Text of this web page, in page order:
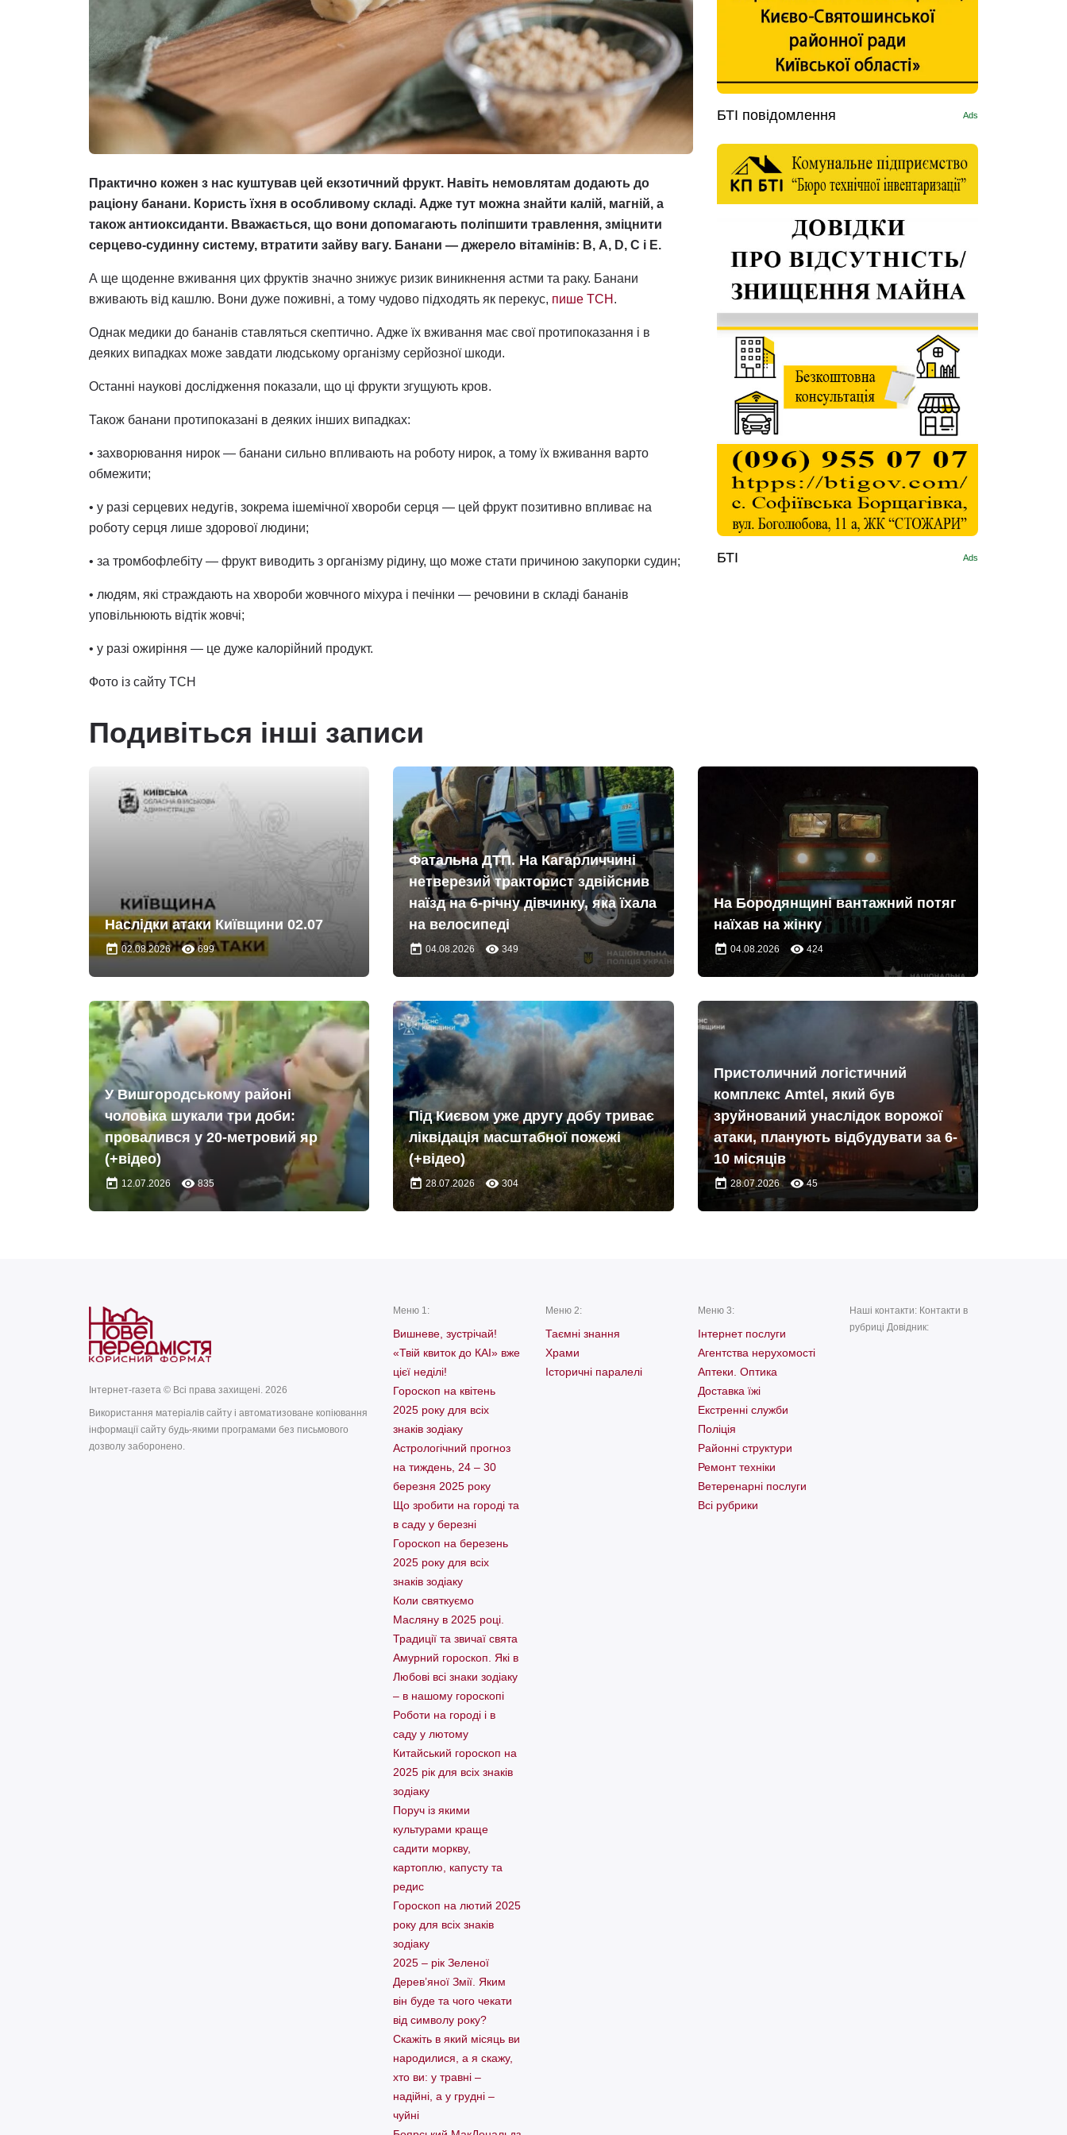
Практично кожен з нас куштував цей екзотичний фрукт. Навіть немовлятам додають до
раціону банани. Користь їхня в особливому складі. Адже тут можна знайти калій, магній, а
також антиоксиданти. Вважається, що вони допомагають поліпшити травлення, зміцнити
серцево-судинну систему, втратити зайву вагу. Банани — джерело вітамінів: В, А, D, С і Е.
А ще щоденне вживання цих фруктів значно знижує ризик виникнення астми та раку. Банани
вживають від кашлю. Вони дуже поживні, а тому чудово підходять як перекус, пише ТСН .
Однак медики до бананів ставляться скептично. Адже їх вживання має свої протипоказання і в
деяких випадках може завдати людському організму серйозної шкоди.
Останні наукові дослідження показали, що ці фрукти згущують кров.
Також банани протипоказані в деяких інших випадках:
• захворювання нирок — банани сильно впливають на роботу нирок, а тому їх вживання варто
обмежити;
• у разі серцевих недугів, зокрема ішемічної хвороби серця — цей фрукт позитивно впливає на
роботу серця лише здорової людини;
• за тромбофлебіту — фрукт виводить з організму рідину, що може стати причиною закупорки судин;
• людям, які страждають на хвороби жовчного міхура і печінки — речовини в складі бананів
уповільнюють відтік жовчі;
• у разі ожиріння — це дуже калорійний продукт.
Фото із сайту ТСН
БТІ повідомлення Ads
БТІ Ads
Подивіться інші записи
Наслідки атаки Київщини 02.07
today 02.08.2026 remove_red_eye699
Фатальна ДТП. На Кагарличчині
нетверезий тракторист здвійснив
наїзд на 6-річну дівчинку, яка їхала
на велосипеді
today 04.08.2026 remove_red_eye 349
На Бородянщині вантажний потяг
наїхав на жінку
today 04.08.2026 remove_red_eye 424
У Вишгородському районі
чоловіка шукали три доби:
провалився у 20-метровий яр
(+відео)
today 12.07.2026 remove_red_eye835
Під Києвом уже другу добу триває
ліквідація масштабної пожежі
(+відео)
today 28.07.2026 remove_red_eye304
Пристоличний логістичний
комплекс Amtel, який був
зруйнований унаслідок ворожої
атаки, планують відбудувати за 6-
10 місяців
today 28.07.2026 remove_red_eye45
Інтернет-газета © Всі права захищені. 2026
Використання матеріалів сайту і автоматизоване копіювання
інформації сайту будь-якими програмами без письмового
дозволу заборонено.
Меню 1:
Вишневе, зустрічай!
«Твій квиток до КАІ» вже
цієї неділі!
Гороскоп на квітень
2025 року для всіх
знаків зодіаку
Астрологічний прогноз
на тиждень, 24 – 30
березня 2025 року
Що зробити на городі та
в саду у березні
Гороскоп на березень
2025 року для всіх
знаків зодіаку
Коли святкуємо
Масляну в 2025 році.
Традиції та звичаї свята
Амурний гороскоп. Які в
Любові всі знаки зодіаку
– в нашому гороскопі
Pоботи на городі і в
саду у лютому
Китайський гороскоп на
2025 рік для всіх знаків
зодіаку
Поруч із якими
культурами краще
садити моркву,
картоплю, капусту та
редис
Гороскоп на лютий 2025
року для всіх знаків
зодіаку
2025 – рік Зеленої
Дерев’яної Змії. Яким
він буде та чого чекати
від символу року?
Скажіть в який місяць ви
народилися, а я скажу,
хто ви: у травні –
надійні, а у грудні –
чуйні
Меню 2:
Таємні знання
Храми
Історичні паралелі
Меню 3:
Інтернет послуги
Агентства нерухомості
Аптеки. Оптика
Доставка їжі
Екстренні служби
Поліція
Районні структури
Ремонт техніки
Ветеренарні послуги
Всі рубрики
Наші контакти: Контакти в
рубриці Довідник: